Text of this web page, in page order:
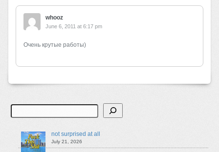
whooz
June 6, 2011 at 6:17 pm
Очень крутые работы)
Search
not surprised at all
July 21, 2026